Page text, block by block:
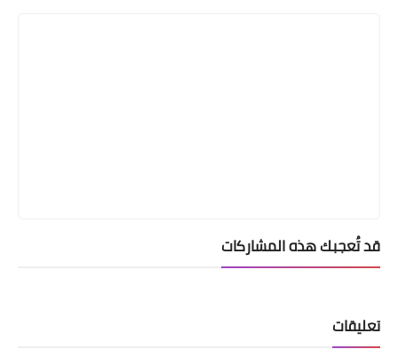
قد تُعجبك هذه المشاركات
تعليقات